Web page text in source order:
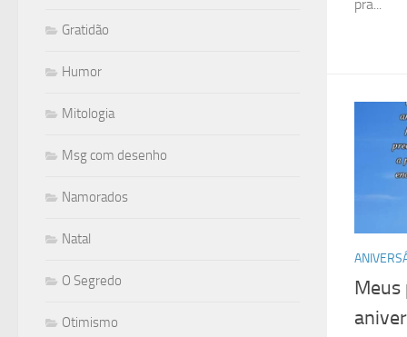
pra...
Meus
Gratidão
Humor
Mitologia
Msg com desenho
Namorados
Natal
O Segredo
Otimismo